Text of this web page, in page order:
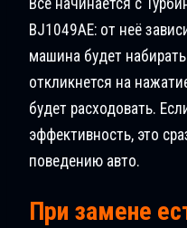
BJ1049AE: от неё
машина будет
откликнется на
будет расходовать.
эффективность, это
поведению авто.
При замене